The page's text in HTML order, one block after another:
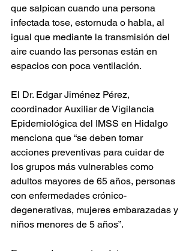
que salpican cuando una persona
infectada tose, estornuda o habla, al
igual que mediante la transmisión del
aire cuando las personas están en
espacios con poca ventilación.
El Dr. Edgar Jiménez Pérez,
coordinador Auxiliar de Vigilancia
Epidemiológica del IMSS en Hidalgo
menciona que “se deben tomar
acciones preventivas para cuidar de
los grupos más vulnerables como
adultos mayores de 65 años, personas
con enfermedades crónico-
degenerativas, mujeres embarazadas y
niños menores de 5 años”.